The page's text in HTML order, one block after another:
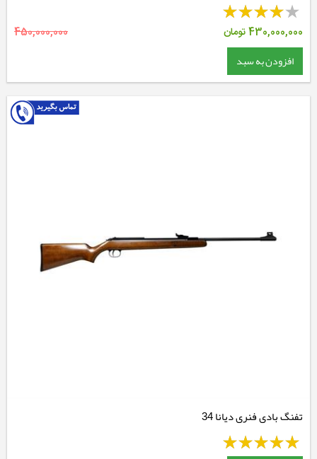
430,000,000تومان 450,000,000
افزودن به سبد
تفنگ بادی فنری دیانا 34